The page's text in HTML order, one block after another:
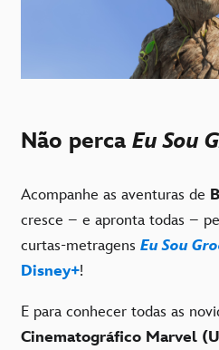
Não perca Eu Sou
Acompanhe as aventuras de
cresce – e apronta todas –
curtas-metragens Eu Sou
Disney+!
E para conhecer todas as
Cinematográfico Marvel